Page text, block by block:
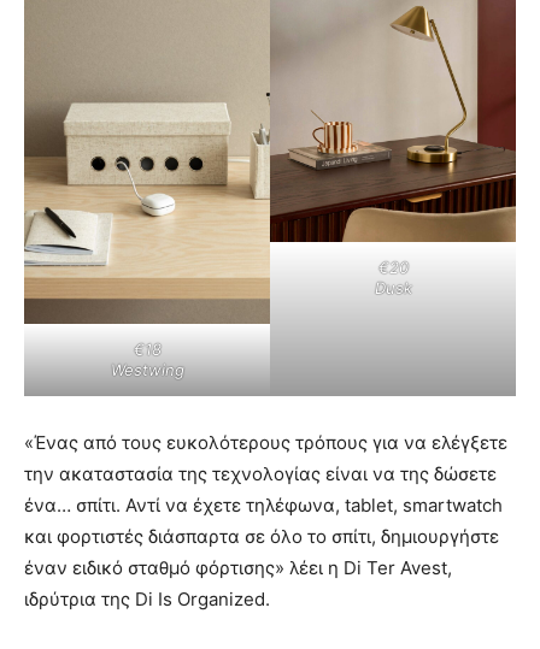
€18
Westwing
€20
Dusk
«Ένας από τους ευκολότερους τρόπους για να ελέγξετε
την ακαταστασία της τεχνολογίας είναι να της δώσετε
ένα… σπίτι. Αντί να έχετε τηλέφωνα, tablet, smartwatch
και φορτιστές διάσπαρτα σε όλο το σπίτι, δημιουργήστε
έναν ειδικό σταθμό φόρτισης» λέει η Di Ter Avest,
ιδρύτρια της Di Is Organized.